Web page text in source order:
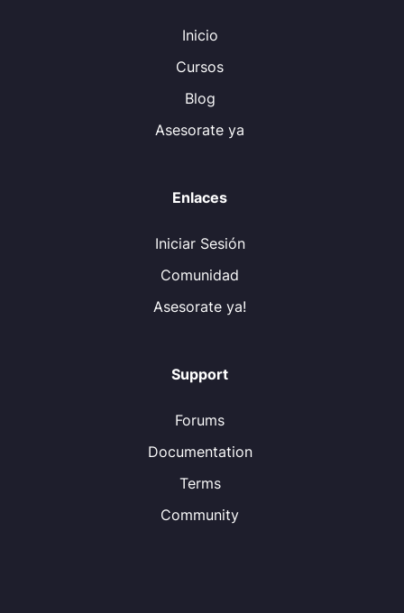
Inicio
Cursos
Blog
Asesorate ya
Enlaces
Iniciar Sesión
Comunidad
Asesorate ya!
Support
Forums
Documentation
Terms
Community